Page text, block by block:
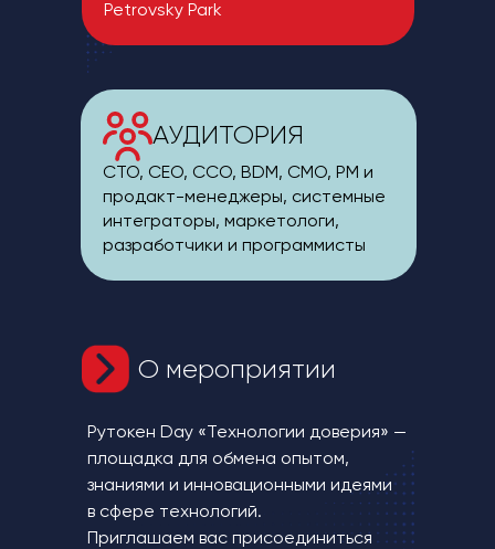
Petrovsky Park
АУДИТОРИЯ
CTO, CEO, CCO, BDM, СMO, PM и
продакт-менеджеры, системные
интеграторы, маркетологи,
разработчики и программисты
Рутокен Day «Технологии доверия» —
площадка для обмена опытом,
знаниями и инновационными идеями
в сфере технологий.
Приглашаем вас присоединиться
О мероприятии